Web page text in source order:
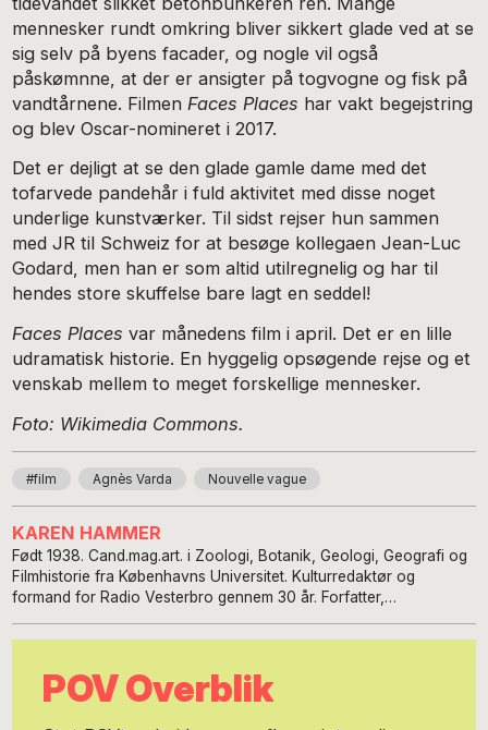
mennesker rundt omkring bliver sikkert glade ved at se
sig selv på byens facader, og nogle vil også
påskømnne, at der er ansigter på togvogne og fisk på
vandtårnene. Filmen Faces Places har vakt begejstring
og blev Oscar-nomineret i 2017.
Det er dejligt at se den glade gamle dame med det
tofarvede pandehår i fuld aktivitet med disse noget
underlige kunstværker. Til sidst rejser hun sammen
med JR til Schweiz for at besøge kollegaen Jean-Luc
Godard, men han er som altid utilregnelig og har til
hendes store skuffelse bare lagt en seddel!
Faces Placesvar månedens film i april. Det er en lille
udramatisk historie. En hyggelig opsøgende rejse og et
venskab mellem to meget forskellige mennesker.
Foto: Wikimedia Commons.
#film Agnès Varda Nouvelle vague
KAREN HAMMER
Født 1938. Cand.mag.art. i Zoologi, Botanik, Geologi, Geografi og
Filmhistorie fra Københavns Universitet. Kulturredaktør og
formand for Radio Vesterbro gennem 30 år. Forfatter,
103 lande på syv kontinenter, dog kun i 27 i Afrika. Skriver bl.a.
afrikanske filmfestival FESPACO.
POV Overblik